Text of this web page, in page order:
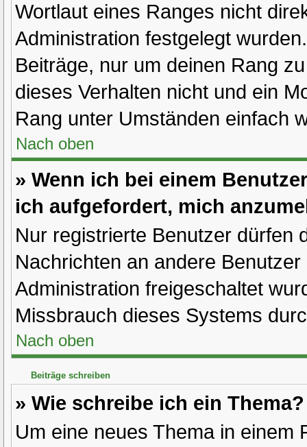
Wortlaut eines Ranges nicht
Administration festgelegt
Beiträge, nur um deinen Rang
dieses Verhalten nicht und ein
Rang unter Umständen einfach
Nach oben
» Wenn ich bei einem
ich aufgefordert, mich
Nur registrierte Benutzer dürfen
Nachrichten an andere
Administration freigeschaltet
Missbrauch dieses Systems
Nach oben
Beiträge schreiben
» Wie schreibe ich ein Thema?
Um eine neues Thema in einem